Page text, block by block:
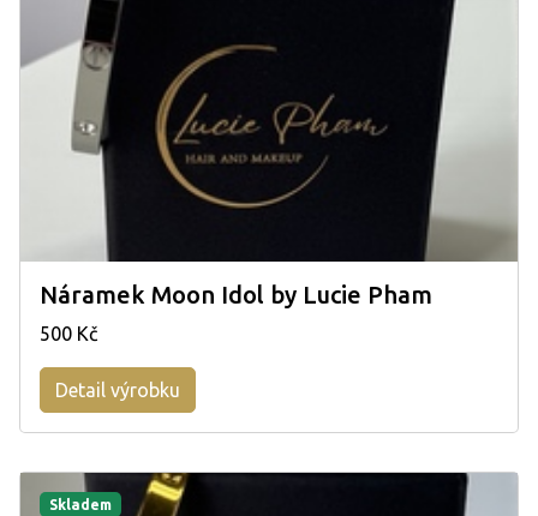
Náramek Moon Idol by Lucie Pham
500 Kč
Detail výrobku
Skladem